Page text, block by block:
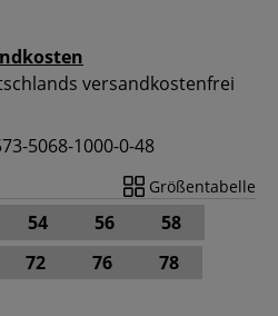
versandkostenfrei
5068-1000-0-48
Größentabelle
54 56
58
72 76
78